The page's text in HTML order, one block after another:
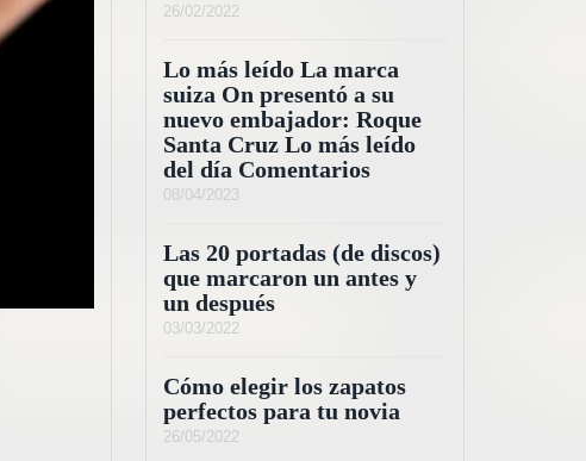
26/02/2022
Lo más leído La marca
suiza On presentó a su
nuevo embajador: Roque
Santa Cruz Lo más leído
del día Comentarios
08/04/2023
Las 20 portadas (de discos)
que marcaron un antes y
un después
03/03/2022
Cómo elegir los zapatos
perfectos para tu novia
26/05/2022